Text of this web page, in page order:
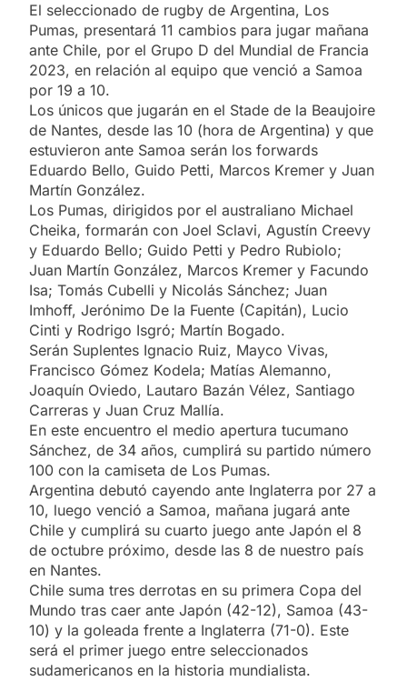
El seleccionado de rugby de Argentina, Los
Pumas, presentará 11 cambios para jugar mañana
ante Chile, por el Grupo D del Mundial de Francia
2023, en relación al equipo que venció a Samoa
por 19 a 10.
Los únicos que jugarán en el Stade de la Beaujoire
de Nantes, desde las 10 (hora de Argentina) y que
estuvieron ante Samoa serán los forwards
Eduardo Bello, Guido Petti, Marcos Kremer y Juan
Martín González.
Los Pumas, dirigidos por el australiano Michael
Cheika, formarán con Joel Sclavi, Agustín Creevy
y Eduardo Bello; Guido Petti y Pedro Rubiolo;
Juan Martín González, Marcos Kremer y Facundo
Isa; Tomás Cubelli y Nicolás Sánchez; Juan
Imhoff, Jerónimo De la Fuente (Capitán), Lucio
Cinti y Rodrigo Isgró; Martín Bogado.
Serán Suplentes Ignacio Ruiz, Mayco Vivas,
Francisco Gómez Kodela; Matías Alemanno,
Joaquín Oviedo, Lautaro Bazán Vélez, Santiago
Carreras y Juan Cruz Mallía.
En este encuentro el medio apertura tucumano
Sánchez, de 34 años, cumplirá su partido número
100 con la camiseta de Los Pumas.
Argentina debutó cayendo ante Inglaterra por 27 a
10, luego venció a Samoa, mañana jugará ante
Chile y cumplirá su cuarto juego ante Japón el 8
de octubre próximo, desde las 8 de nuestro país
en Nantes.
Chile suma tres derrotas en su primera Copa del
Mundo tras caer ante Japón (42-12), Samoa (43-
10) y la goleada frente a Inglaterra (71-0). Este
será el primer juego entre seleccionados
sudamericanos en la historia mundialista.